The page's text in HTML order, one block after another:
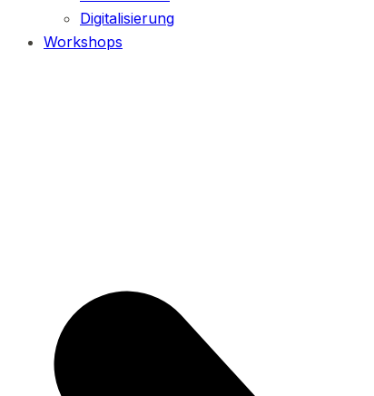
Digitalisierung
Workshops